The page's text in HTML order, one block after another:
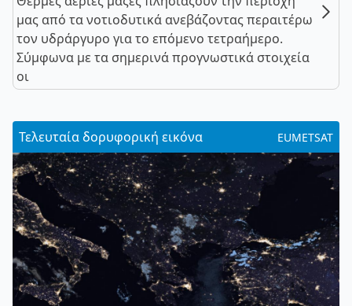
μας από τα νοτιοδυτικά ανεβάζοντας περαιτέρω
τον υδράργυρο για το επόμενο τετραήμερο.
Σύμφωνα με τα σημερινά προγνωστικά στοιχεία
οι
Τελευταία δορυφορική εικόνα EUMETSAT